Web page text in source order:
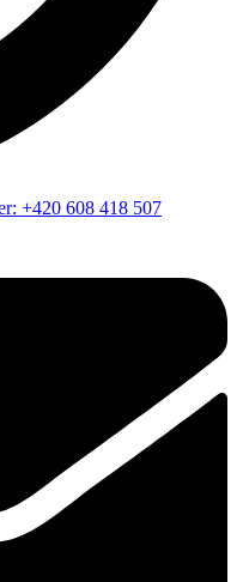
+420 608 418 507